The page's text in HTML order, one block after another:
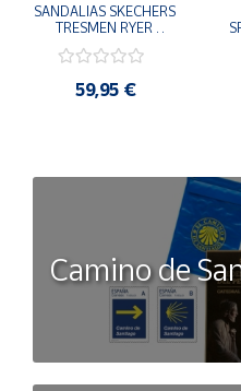
SANDALIAS SKECHERS
TRESMEN RYER
205112-CHOC
COMODAS
59,95 €
Camino de